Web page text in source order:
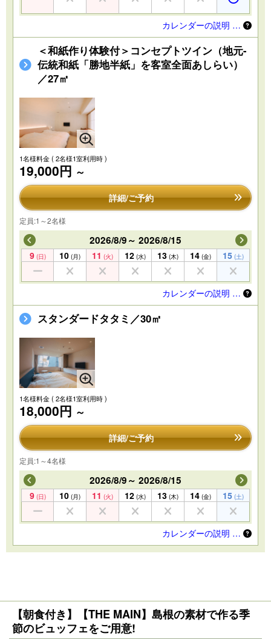
カレンダーの説明 …
＜和紙作り体験付＞コンセプトツイン（地元-
伝統和紙「勝地半紙」を客室全面あしらい）
／27㎡
1名様料金( 2名様1室利用時 )
19,000円 ～
詳細/ご予約
定員:1～2名様
2026/8/9～ 2026/8/15
9 (日) 10 (月) 11 (火) 12 (水) 13 (木) 14 (金) 15 (土)
カレンダーの説明 …
スタンダードタタミ／30㎡
1名様料金( 2名様1室利用時 )
18,000円 ～
詳細/ご予約
定員:1～4名様
2026/8/9～ 2026/8/15
9 (日) 10 (月) 11 (火) 12 (水) 13 (木) 14 (金) 15 (土)
カレンダーの説明 …
【朝食付き】【THE MAIN】島根の素材で作る季
節のビュッフェをご用意!